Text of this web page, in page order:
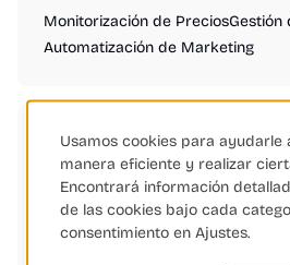
Monitorización de PreciosGestión
Automatización de Marketing
Etiquetas
Monitorización de Precios
Magento
PrestaShop
Google
Inteligencia Artificial
Usamos cookies para ayudarle
manera eficiente y realizar
Encontrará información
de las cookies bajo cada
consentimiento en Ajustes.